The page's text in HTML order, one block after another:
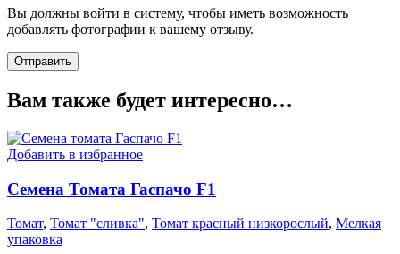
Вы должны войти в систему, чтобы иметь возможность
добавлять фотографии к вашему отзыву.
Вам также будет интересно…
Добавить в избранное
Семена Томата Гаспачо F1
Томат, Томат "сливка", Томат красный низкорослый, Мелкая
упаковка